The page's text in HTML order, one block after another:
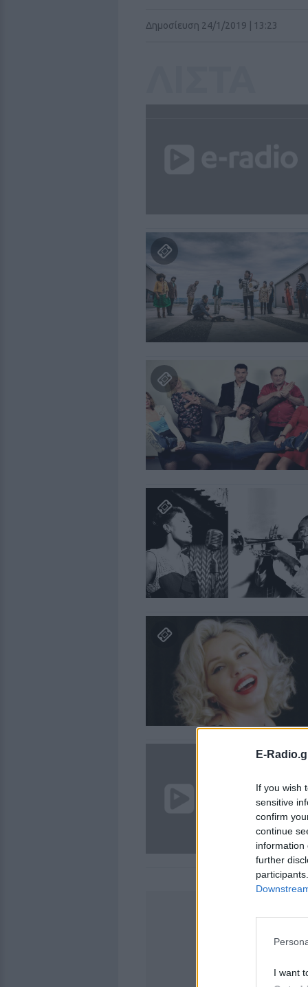
E-
If you wish
sensitive
confirm
continue
information
further
I want
Δημοσίευση 24/1/2019 | 13:23